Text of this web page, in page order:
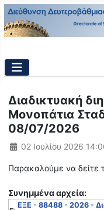
Διαδικτυακή
Μονοπάτια
08/07/2026
Λεπτομέρειες
02 Ιουλίου 2026
Παρακαλούμε να δείτε
Συνημμένα αρχεία:
ΕΞΕ - 88488 - 2026 -